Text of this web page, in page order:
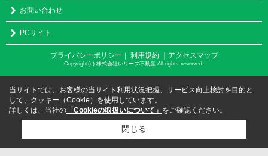
お問い合わせ
PCサイト
プライバシーポリシー ｜ 利用規約 ｜アクセスマップ
Copyright(c) 株式会社レリーフ不動産 All rights reserved.
当サイトでは、お客様の当サイト利用状況把握、サービス向上検討を目的と
して、クッキー（Cookie）を使用しています。
詳しくは、当社の 「Cookieの取扱いについて」 をご確認ください。
閉じる